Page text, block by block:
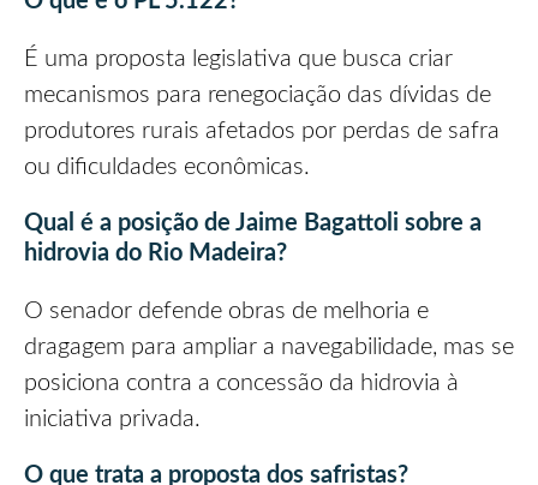
É uma proposta legislativa que busca criar
mecanismos para renegociação das dívidas de
produtores rurais afetados por perdas de safra
ou dificuldades econômicas.
Qual é a posição de Jaime Bagattoli sobre a
hidrovia do Rio Madeira?
O senador defende obras de melhoria e
dragagem para ampliar a navegabilidade, mas se
posiciona contra a concessão da hidrovia à
iniciativa privada.
O que trata a proposta dos safristas?